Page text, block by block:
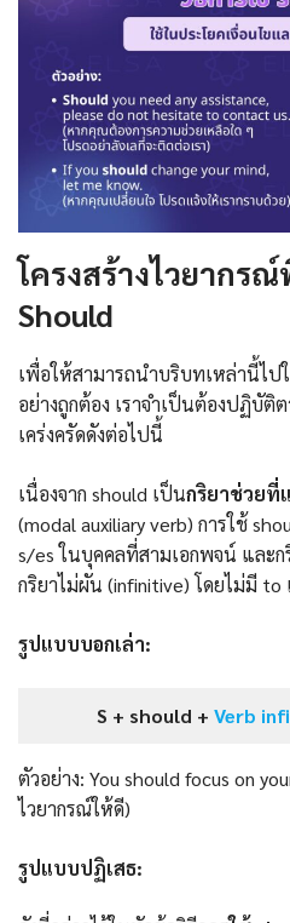
โครงสร้างไวยากร
Should
เพื่อให้สามารถนำบริบทเหล่านี้ไป
อย่างถูกต้อง เราจำเป็นต้องปฏิบัติ
เคร่งครัดดังต่อไปนี้
เนื่องจาก should เป็นกริยาช่วยที่
(modal auxiliary verb) การใช้
s/es ในบุคคลที่สามเอกพจน์ และ
กริยาไม่ผัน (infinitive) โดยไม่มี to
รูปแบบบอกเล่า:
S + should + Verb
ตัวอย่าง: You should focus on
ไวยากรณ์ให้ดี)
รูปแบบปฏิเสธ: